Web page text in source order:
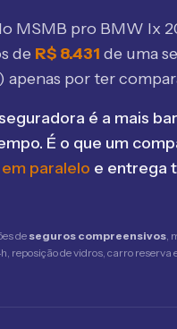
MSMB pro BMW Ix
de R$ 8.431 de uma
apenas por ter
é a mais
É o que um
paralelo e entrega
de seguros compreensivos,
reposição de vidros, carro